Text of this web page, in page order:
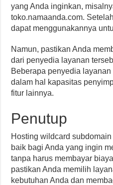
yang Anda inginkan,
toko.namaanda.com.
dapat menggunakannya
Namun, pastikan Anda
dari penyedia layanan
Beberapa penyedia
dalam hal kapasitas
fitur lainnya.
Penutup
Hosting wildcard
baik bagi Anda yang ingin
tanpa harus membayar
pastikan Anda memilih
kebutuhan Anda dan